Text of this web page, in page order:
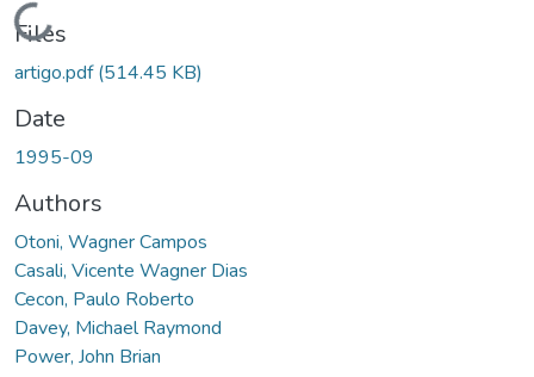
Loading...
Files
artigo.pdf(514.45 KB)
Date
1995-09
Authors
Otoni, Wagner Campos
Casali, Vicente Wagner Dias
Cecon, Paulo Roberto
Davey, Michael Raymond
Power, John Brian